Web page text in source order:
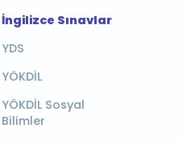
İngilizce Sınavlar
YDS
YÖKDİL
YÖKDİL Sosyal
Bilimler